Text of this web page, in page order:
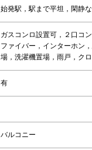
始発駅，駅まで平坦，閑静
ガスコンロ設置可，２口コ
ファイバー，インターホン
場，洗濯機置場，雨戸，ク
有
バルコニー